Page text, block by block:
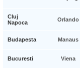
Cluj
Napoca
Orlando
Budapesta Manaus
Bucuresti Viena